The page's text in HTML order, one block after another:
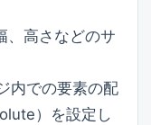
、高さなどのサ
内での要素の配
）を設定し